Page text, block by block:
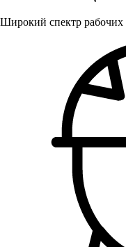
Широкий спектр рабочих